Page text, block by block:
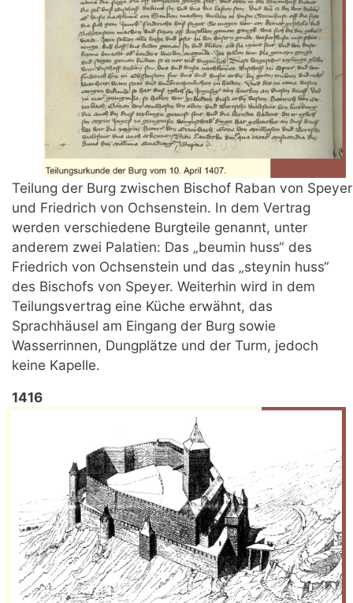
Teilung der Burg zwischen Bischof Raban von Speyer
und Friedrich von Ochsenstein. In dem Vertrag
werden verschiedene Burgteile genannt, unter
anderem zwei Palatien: Das „beumin huss“ des
Friedrich von Ochsenstein und das „steynin huss“
des Bischofs von Speyer. Weiterhin wird in dem
Teilungsvertrag eine Küche erwähnt, das
Sprachhäusel am Eingang der Burg sowie
Wasserrinnen, Dungplätze und der Turm, jedoch
keine Kapelle.
1416